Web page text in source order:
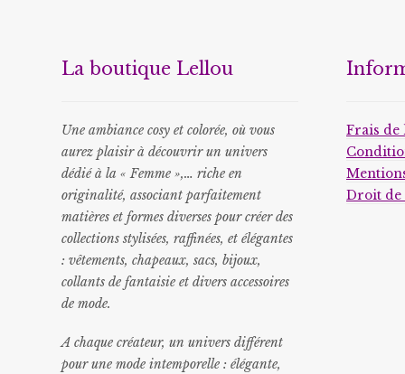
La boutique Lellou
Une ambiance cosy et colorée, où vous
aurez plaisir à découvrir un univers
dédié à la « Femme »,… riche en
originalité, associant parfaitement
matières et formes diverses pour créer des
collections stylisées, raffinées, et élégantes
: vêtements, chapeaux, sacs, bijoux,
collants de fantaisie et divers accessoires
de mode.
A chaque créateur, un univers différent
pour une mode intemporelle : élégante,
Frais
Droit de